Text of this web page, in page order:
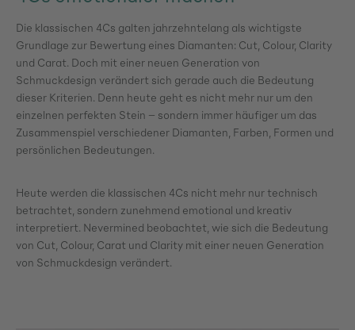
Die klassischen 4Cs galten jahrzehntelang als wichtigste
Grundlage zur Bewertung eines Diamanten: Cut, Colour, Clarity
und Carat. Doch mit einer neuen Generation von
Schmuckdesign verändert sich gerade auch die Bedeutung
dieser Kriterien. Denn heute geht es nicht mehr nur um den
einzelnen perfekten Stein – sondern immer häufiger um das
Zusammenspiel verschiedener Diamanten, Farben, Formen und
persönlichen Bedeutungen.
Heute werden die klassischen 4Cs nicht mehr nur technisch
betrachtet, sondern zunehmend emotional und kreativ
interpretiert. Nevermined beobachtet, wie sich die Bedeutung
von Cut, Colour, Carat und Clarity mit einer neuen Generation
von Schmuckdesign verändert.